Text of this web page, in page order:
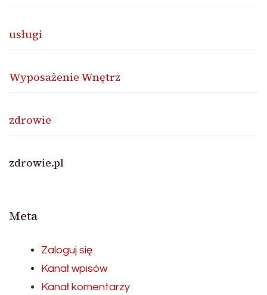
usługi
Wyposażenie Wnętrz
zdrowie
zdrowie.pl
Meta
Zaloguj się
Kanał wpisów
Kanał komentarzy